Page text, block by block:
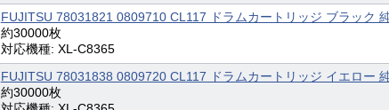
FUJITSU 78031821 0809710 CL117 ドラムカートリッジ ブラック
約30000枚
対応機種: XL-C8365
FUJITSU 78031838 0809720 CL117 ドラムカートリッジ イエロー
約30000枚